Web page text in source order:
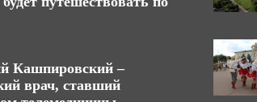
Кашпировский –
врач, ставший